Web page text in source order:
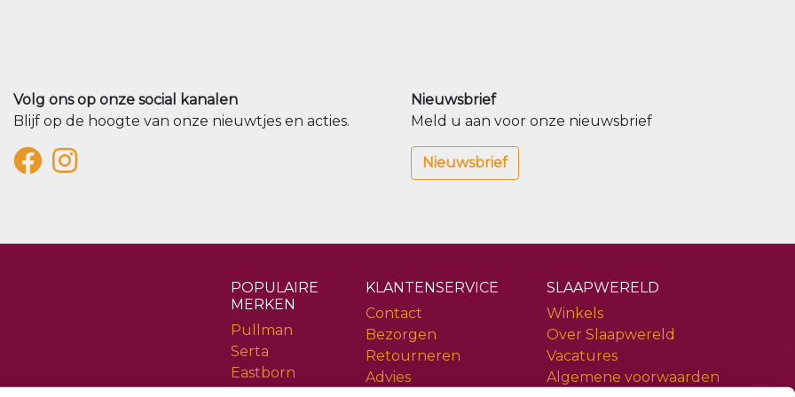
Volg ons op onze social kanalen
Blijf op de hoogte van onze nieuwtjes en acties.
Nieuwsbrief
Meld u aan voor onze nieuwsbrief
Nieuwsbrief
POPULAIRE
MERKEN
Pullman
Serta
Eastborn
KLANTENSERVICE
Contact
Bezorgen
Retourneren
Advies
SLAAPWERELD
Winkels
Over Slaapwereld
Vacatures
Algemene voorwaarden